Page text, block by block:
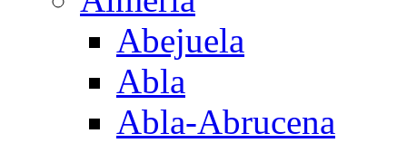
Abejuela
Abla
Abla-Abrucena